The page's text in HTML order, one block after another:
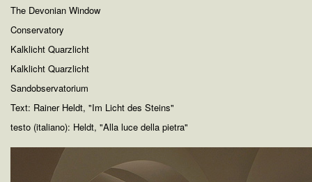
The Devonian Window
Conservatory
Kalklicht Quarzlicht
Kalklicht Quarzlicht
Sandobservatorium
Text: Rainer Heldt, "Im Licht des Steins"
testo (italiano): Heldt, "Alla luce della pietra"